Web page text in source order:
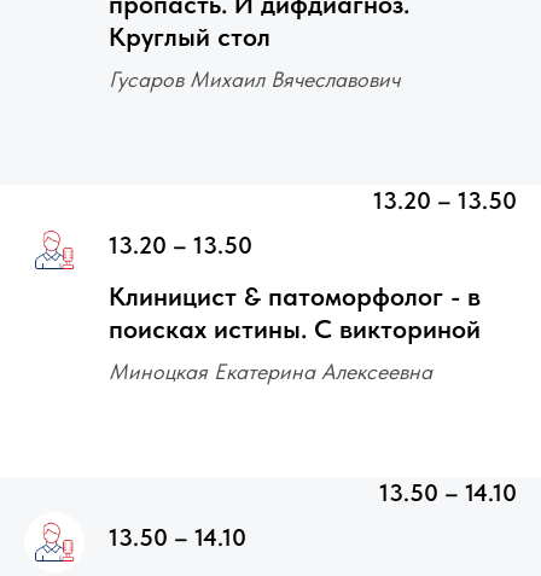
Круглый стол
Гусаров Михаил Вячеславович
13.20 – 13.50
13.20 – 13.50
Клиницист & патоморфолог - в
поисках истины. С викториной
Миноцкая Екатерина Алексеевна
13.50 – 14.10
13.50 – 14.10